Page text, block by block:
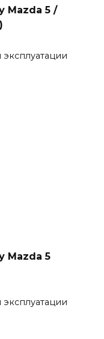
Mazda 5 /
Mazda 5